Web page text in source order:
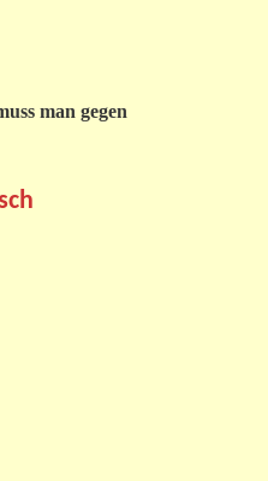
man gegen